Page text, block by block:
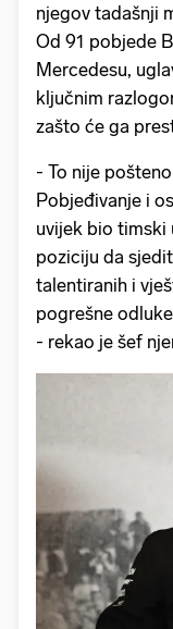
njegov tadašnji
Od 91 pobjede
Mercedesu,
ključnim
zašto će ga
- To nije
Pobjeđivanje i
uvijek bio timski
poziciju da
talentiranih i
pogrešne
- rekao je šef